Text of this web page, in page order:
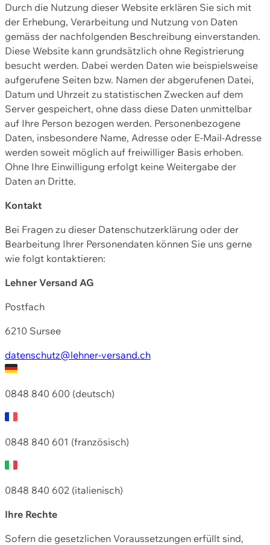
Durch die Nutzung dieser Website erklären Sie sich mit
der Erhebung, Verarbeitung und Nutzung von Daten
gemäss der nachfolgenden Beschreibung einverstanden.
Diese Website kann grundsätzlich ohne Registrierung
besucht werden. Dabei werden Daten wie beispielsweise
aufgerufene Seiten bzw. Namen der abgerufenen Datei,
Datum und Uhrzeit zu statistischen Zwecken auf dem
Server gespeichert, ohne dass diese Daten unmittelbar
auf Ihre Person bezogen werden. Personenbezogene
Daten, insbesondere Name, Adresse oder E-Mail-Adresse
werden soweit möglich auf freiwilliger Basis erhoben.
Ohne Ihre Einwilligung erfolgt keine Weitergabe der
Daten an Dritte.
Kontakt
Bei Fragen zu dieser Datenschutzerklärung oder der
Bearbeitung Ihrer Personendaten können Sie uns gerne
wie folgt kontaktieren:
Lehner Versand AG
Postfach
6210 Sursee
datenschutz@lehner-versand.ch
0848 840 600 (deutsch)
0848 840 601 (französisch)
0848 840 602 (italienisch)
Ihre Rechte
Sofern die gesetzlichen Voraussetzungen erfüllt sind,